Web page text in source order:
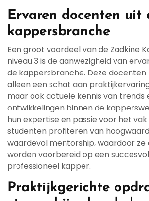
Ervaren docenten uit
kappersbranche
Een groot voordeel van de Zadkine
niveau 3 is de aanwezigheid van
de kappersbranche. Deze docenten
alleen een schat aan
maar ook actuele kennis van trends
ontwikkelingen binnen de
hun expertise en passie voor het vak
studenten profiteren van
waardevol mentorship, waardoor
worden voorbereid op een
professioneel kapper.
Praktijkgerichte